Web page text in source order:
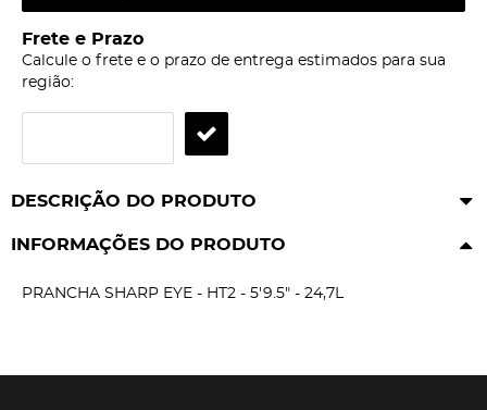
Frete e Prazo
Calcule o frete e o prazo de entrega estimados para sua
região:
DESCRIÇÃO DO PRODUTO
INFORMAÇÕES DO PRODUTO
PRANCHA SHARP EYE - HT2 - 5'9.5" - 24,7L